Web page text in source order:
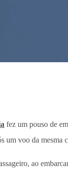
fez um pouso de
um voo da mesma
ao